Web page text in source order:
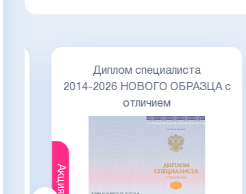
Диплом специалиста
2014-2026 НОВОГО ОБРАЗЦА с
отличием